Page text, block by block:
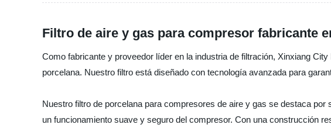
Filtro de aire y gas para compresor fabricante
Como fabricante y proveedor líder en la industria de filtración, Xinxiang
porcelana. Nuestro filtro está diseñado con tecnología avanzada para
Nuestro filtro de porcelana para compresores de aire y gas se destaca
un funcionamiento suave y seguro del compresor. Con una construcción